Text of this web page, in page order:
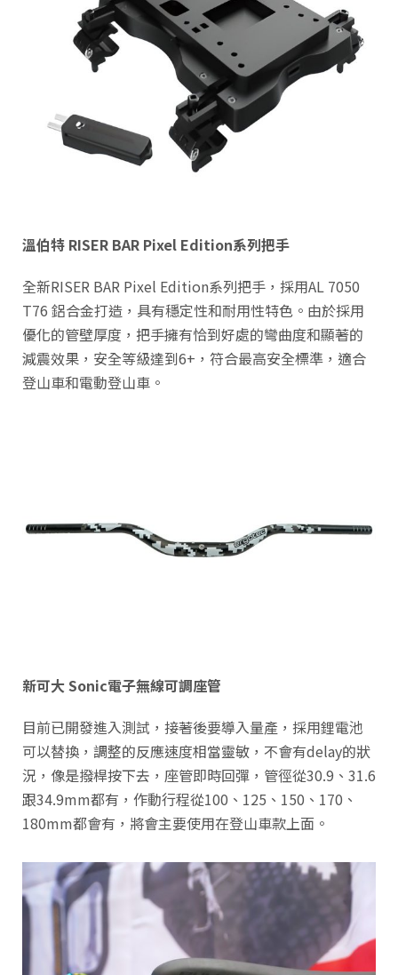
溫伯特 RISER BAR Pixel Edition系列把手
全新RISER BAR Pixel Edition系列把手，採用AL 7050
T76 鋁合金打造，具有穩定性和耐用性特色。由於採用
優化的管壁厚度，把手擁有恰到好處的彎曲度和顯著的
減震效果，安全等級達到6+，符合最高安全標準，適合
登山車和電動登山車。
新可大 Sonic電子無線可調座管
目前已開發進入測試，接著後要導入量產，採用鋰電池
可以替換，調整的反應速度相當靈敏，不會有delay的狀
況，像是撥桿按下去，座管即時回彈，管徑從30.9、31.6
跟34.9mm都有，作動行程從100、125、150、170、
180mm都會有，將會主要使用在登山車款上面。